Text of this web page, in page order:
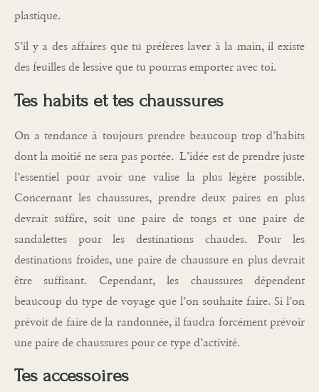
plastique.
S’il y a des affaires que tu préfères laver à la main, il existe
des feuilles de lessive que tu pourras emporter avec toi.
Tes habits et tes chaussures
On a tendance à toujours prendre beaucoup trop d’habits
dont la moitié ne sera pas portée. L’idée est de prendre juste
l’essentiel pour avoir une valise la plus légère possible.
Concernant les chaussures, prendre deux paires en plus
devrait suffire, soit une paire de tongs et une paire de
sandalettes pour les destinations chaudes. Pour les
destinations froides, une paire de chaussure en plus devrait
être suffisant. Cependant, les chaussures dépendent
beaucoup du type de voyage que l’on souhaite faire. Si l’on
prévoit de faire de la randonnée, il faudra forcément prévoir
une paire de chaussures pour ce type d’activité.
Tes accessoires